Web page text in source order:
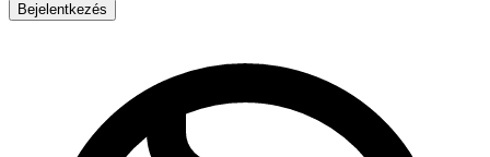
Bejelentkezés